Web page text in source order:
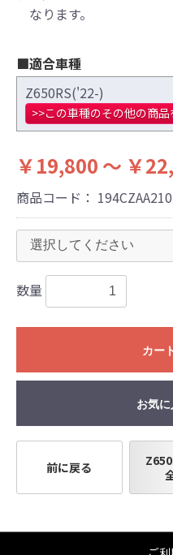
なります。
■適合車種
Z650RS('22-)
>>この車種のその他の商品
￥19,800 ～ ￥
商品コード：
数量
カー
お気
前に戻る
ではございません。
により装着をお願い
●取り付けについては
を有した整備士が
ル、指定の基準に
なお、取付時、使
く、商品の返品、
んので、あらかじ
●商品の仕様・価格に
無く変更となる場
●商品は、予告無く販
すのでご了承願い